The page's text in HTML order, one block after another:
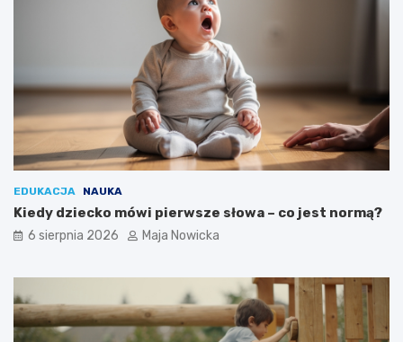
EDUKACJA NAUKA
Kiedy dziecko mówi pierwsze słowa – co jest normą?
6 sierpnia 2026 Maja Nowicka